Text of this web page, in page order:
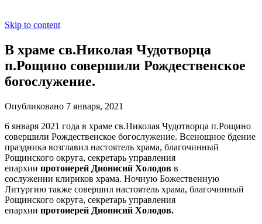
Skip to content
В храме св.Николая Чудотворца
п.Рощино совершили Рождественское
богослужение.
Опубликовано 7 января, 2021
6 января 2021 года в храме св.Николая Чудотворца п.Рощино
совершили Рождественское богослужение. Всенощное бдение
праздника возглавил настоятель храма, благочинный
Рощинского округа, секретарь управления
епархии протоиерей Дионисий Холодов в
сослужении клириков храма. Ночную Божественную
Литургию также совершил настоятель храма, благочинный
Рощинского округа, секретарь управления
епархии протоиерей Дионисий Холодов.